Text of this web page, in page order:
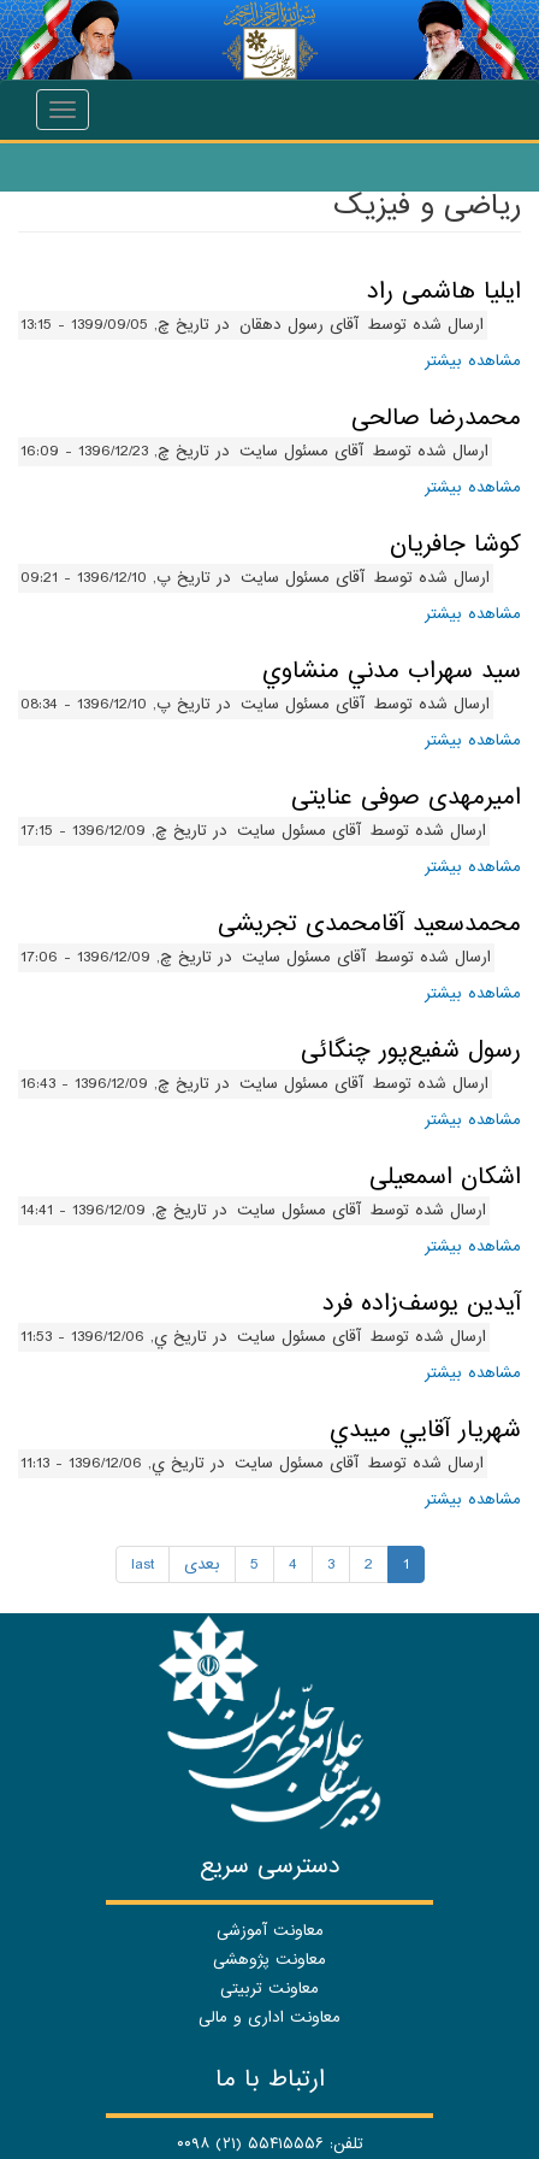
انتقال به محتوای اصلی
Toggle
ریاضی و فیزیک
ایلیا هاشمی راد
ارسال شده توسط آقای رسول دهقان در تاریخ چ, 1399/09/05 - 13:15
مشاهده بیشتر
محمدرضا صالحی
ارسال شده توسط آقای مسئول سایت در تاریخ چ, 1396/12/23 - 16:09
مشاهده بیشتر
کوشا جافريان
ارسال شده توسط آقای مسئول سایت در تاریخ پ, 1396/12/10 - 09:21
مشاهده بیشتر
سيد سهراب مدني منشاوي
ارسال شده توسط آقای مسئول سایت در تاریخ پ, 1396/12/10 - 08:34
مشاهده بیشتر
امیرمهدی صوفی عنایتی
ارسال شده توسط آقای مسئول سایت در تاریخ چ, 1396/12/09 - 17:15
مشاهده بیشتر
محمدسعید آقامحمدی تجریشی
ارسال شده توسط آقای مسئول سایت در تاریخ چ, 1396/12/09 - 17:06
مشاهده بیشتر
رسول شفیع‌پور چنگائی
ارسال شده توسط آقای مسئول سایت در تاریخ چ, 1396/12/09 - 16:43
مشاهده بیشتر
اشکان اسمعیلی
ارسال شده توسط آقای مسئول سایت در تاریخ چ, 1396/12/09 - 14:41
مشاهده بیشتر
آیدین یوسف‌زاده فرد
ارسال شده توسط آقای مسئول سایت در تاریخ ي, 1396/12/06 - 11:53
مشاهده بیشتر
شهريار آقايي ميبدي
ارسال شده توسط آقای مسئول سایت در تاریخ ي, 1396/12/06 - 11:13
مشاهده بیشتر
1
2
3
4
5 بعدی last
دسترسی سریع
معاونت آموزشی
معاونت پژوهشی
معاونت تربیتی
معاونت اداری و مالی
ارتباط با ما
تلفن: ۵۵۴۱۵۵۵۶ (۲۱) ۰۰۹۸